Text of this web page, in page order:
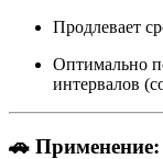
Продлевает
Оптимально
интервалов
🚗 Применение: